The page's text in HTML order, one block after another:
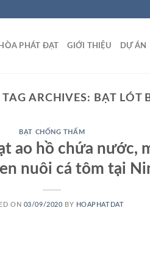
PHÁT ĐẠT GIỚI THIỆU DỰ ÁN
TAG ARCHIVES: BẠT LÓT
BẠT CHỐNG THẤM
ao hồ chứa nước,
nuôi cá tôm tại
ON 03/09/2020 BY HOAPHATDAT